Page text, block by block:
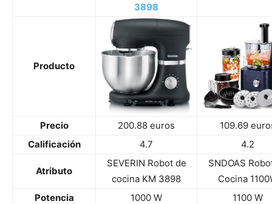
3898
Producto
Precio 200.88 euros
109.69
Calificación
4.7 4.2
Atributo
SEVERIN Robot de
cocina KM 3898
SNDOAS
Cocina
Potencia
1000 W 1100 W